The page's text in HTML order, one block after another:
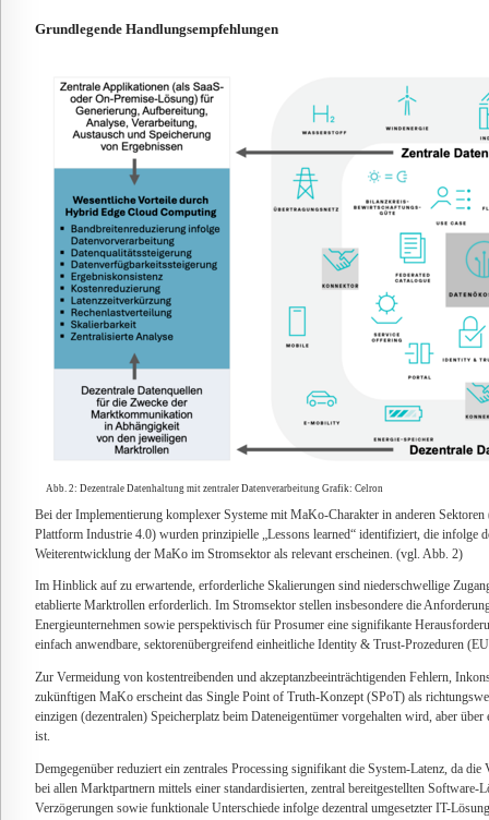
Grundlegende Handlungsempfehlungen
Abb. 2: Dezentrale Datenhaltung mit zentraler Datenverarbeitung Grafik: Celron
Bei der Implementierung komplexer Systeme mit MaKo-Charakter in anderen
Plattform Industrie 4.0) wurden prinzipielle „Lessons learned“ identifiziert, die infolge
Weiterentwicklung der MaKo im Stromsektor als relevant erscheinen. (vgl. Abb. 2)
Im Hinblick auf zu erwartende, erforderliche Skalierungen sind niederschwellige
etablierte Marktrollen erforderlich. Im Stromsektor stellen insbesondere die
Energieunternehmen sowie perspektivisch für Prosumer eine signifikante
einfach anwendbare, sektorenübergreifend einheitliche Identity & Trust-Prozeduren
Zur Vermeidung von kostentreibenden und akzeptanzbeeinträchtigenden Fehlern,
zukünftigen MaKo erscheint das Single Point of Truth-Konzept (SPoT) als
einzigen (dezentralen) Speicherplatz beim Dateneigentümer vorgehalten wird, aber
ist.
Demgegenüber reduziert ein zentrales Processing signifikant die System-Latenz, da die
bei allen Marktpartnern mittels einer standardisierten, zentral bereitgestellten
Verzögerungen sowie funktionale Unterschiede infolge dezentral umgesetzter IT-